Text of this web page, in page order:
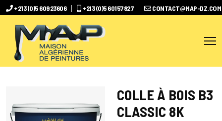
+213 (0)5 60923606 +213 (0)5 60157827 CONTACT@MAP-DZ.COM
COLLE À BOIS B3
CLASSIC 8K